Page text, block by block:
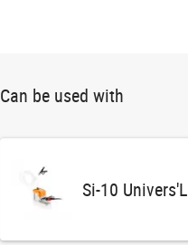
Can be used with
Si-10 Univers'L